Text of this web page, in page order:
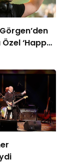
Özel ‘Happy
Seti
Yayında